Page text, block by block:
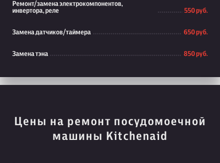
Ремонт/замена электрокомпонентов,
инвертора, реле
550 руб.
Замена датчиков/таймера 650 руб.
Замена тэна 850 руб.
Цены на ремонт посудомоечной
машины Kitchenaid